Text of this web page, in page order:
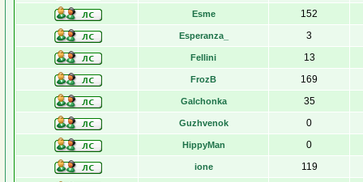
Esme 152
Esperanza_ 3
Fellini 13
FrozB 169
Galchonka 35
Guzhvenok 0
HippyMan 0
ione 119